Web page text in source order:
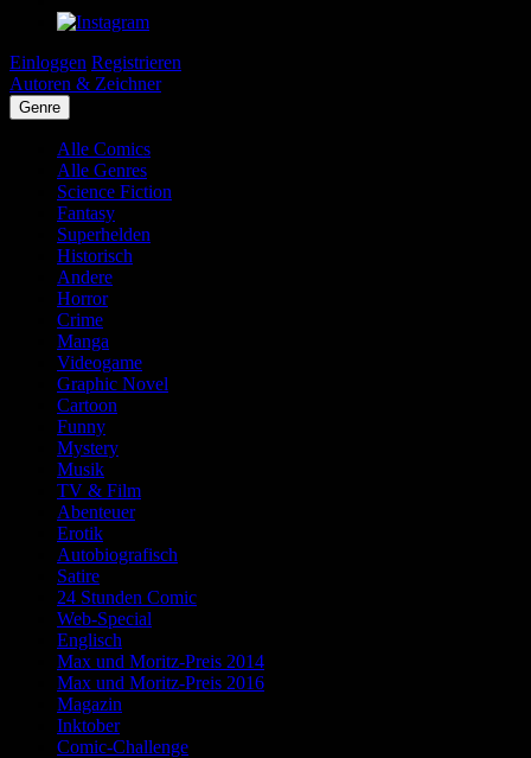
Einloggen Registrieren
Autoren & Zeichner
Genre
Alle Comics
Alle Genres
Science Fiction
Fantasy
Superhelden
Historisch
Andere
Horror
Crime
Manga
Videogame
Graphic Novel
Cartoon
Funny
Mystery
Musik
TV & Film
Abenteuer
Erotik
Autobiografisch
Satire
24 Stunden Comic
Web-Special
Englisch
Max und Moritz-Preis 2014
Max und Moritz-Preis 2016
Magazin
Inktober
Comic-Challenge